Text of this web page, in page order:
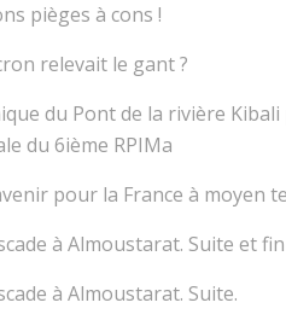
pièges à cons !
relevait le gant ?
du Pont de la rivière
du 6ième RPIMa
pour la France à moyen
à Almoustarat. Suite et fin
à Almoustarat. Suite.